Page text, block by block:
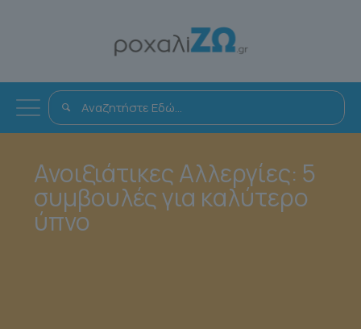
Ανοιξιάτικες Αλλεργίες: 5
συμβουλές για καλύτερο
ύπνο